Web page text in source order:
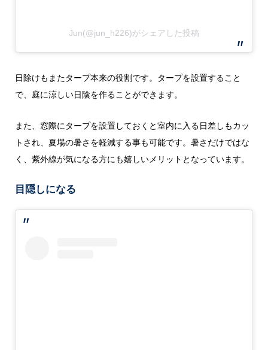
Jun(@jun_h226)がシェアした投稿
日除けもまたタープ本来の役割です。タープを設置すること
で、庭に涼しい日陰を作ることができます。
また、窓際にタープを設置しておくと室内に入る日差しもカッ
トされ、夏場の暑さを軽減する事も可能です。暑さだけではな
く、紫外線が気になる方にも嬉しいメリットとなっています。
目隠しになる